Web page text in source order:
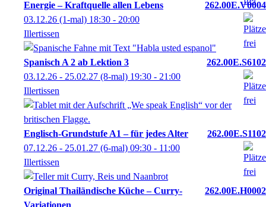
Energie – Kraftquelle allen Lebens
262.00E.V0004
03.12.26 (1-mal) 18:30 - 20:00
Illertissen
Spanisch A 2 ab Lektion 3
262.00E.S6102
03.12.26 - 25.02.27 (8-mal) 19:30 - 21:00
Illertissen
Englisch-Grundstufe A1 – für jedes Alter
262.00E.S1102
07.12.26 - 25.01.27 (6-mal) 09:30 - 11:00
Illertissen
Original Thailändische Küche – Curry-
Variationen
262.00E.H0002